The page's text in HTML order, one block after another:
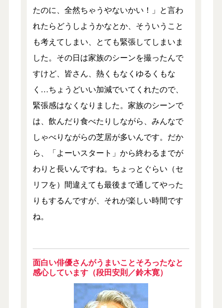
たのに、全然ちゃうやないかい！」と言わ
れたらどうしようかなとか、そういうこと
も考えてしまい、とても緊張してしまいま
した。その日は家族のシーンを撮ったんで
すけど、皆さん、熱くもなくゆるくもな
く…ちょうどいい加減でいてくれたので、
緊張感はなくなりました。家族のシーンで
は、飲んだり食べたりしながら、みんなで
しゃべりながらの芝居が多いんです。だか
ら、「よーいスタート」から終わるまでが
わりと長いんですね。ちょっとぐらい（セ
リフを）間違えても最後まで通してやった
りもするんですが、それが楽しい時間です
ね。
面白い俳優さんがうまいことそろったなと
感心しています（段田安則／鈴木寛）